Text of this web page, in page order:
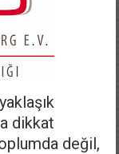
dikkat
değil,